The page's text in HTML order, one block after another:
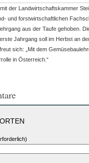
der Landwirtschaftskammer
und forstwirtschaftlichen
aus der Taufe gehoben.
Jahrgang soll im Herbst an
sich: „Mit dem
in Österreich.“